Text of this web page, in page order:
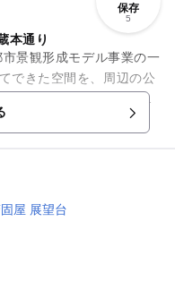
保存
5
本通り
景観形成モデル事業の一
できた空間を、周辺の公
蔵本通り」。赤レンガを